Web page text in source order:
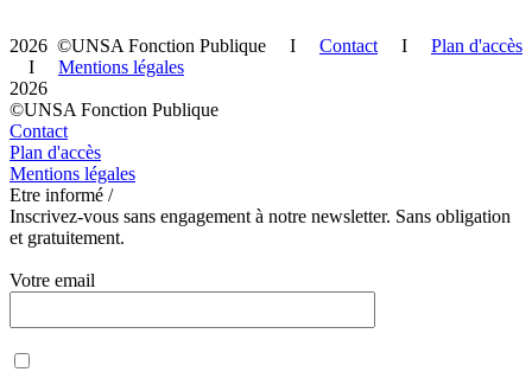
2026 ©UNSA Fonction Publique I Contact I Plan d'accès
I Mentions légales
2026
©UNSA Fonction Publique
Contact
Plan d'accès
Mentions légales
Etre informé /
Inscrivez-vous sans engagement à notre newsletter. Sans obligation
et gratuitement.
Votre email